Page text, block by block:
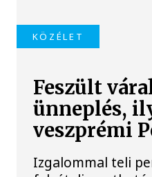
KÖZÉLET
Feszült
ünneplés,
veszprémi
Izgalommal teli